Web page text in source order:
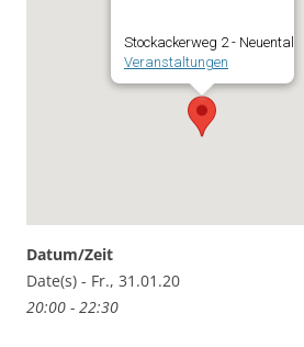
Stockackerweg 2 - Neuental
Veranstaltungen
Datum/Zeit
Date(s) - Fr., 31.01.20
20:00 - 22:30